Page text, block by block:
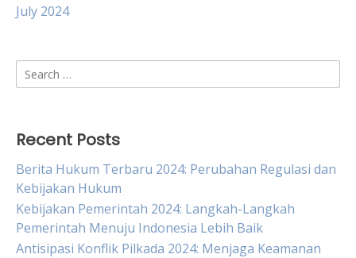
July 2024
Search
for:
Recent Posts
Berita Hukum Terbaru 2024: Perubahan Regulasi dan
Kebijakan Hukum
Kebijakan Pemerintah 2024: Langkah-Langkah
Pemerintah Menuju Indonesia Lebih Baik
Antisipasi Konflik Pilkada 2024: Menjaga Keamanan